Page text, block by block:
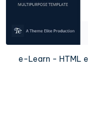
e-Learn - HTML